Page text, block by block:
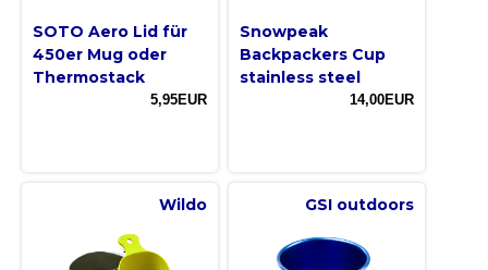
SOTO Aero Lid für
450er Mug oder
Thermostack
5,95EUR
Snowpeak
Backpackers Cup
stainless steel
14,00EUR
Wildo GSI outdoors